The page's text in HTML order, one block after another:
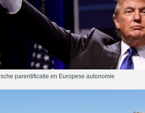
parentificatie en Europese autonomie